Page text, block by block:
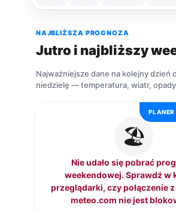
NAJBLIŻSZA PROGNOZA
Jutro i najbliższy
Najważniejsze dane na kolejny dzień
niedzielę — temperatura, wiatr,
PLANER
🏖️
Nie udało się pobrać
weekendowej. Sprawdź w
przeglądarki, czy połączenie
meteo.com nie jest